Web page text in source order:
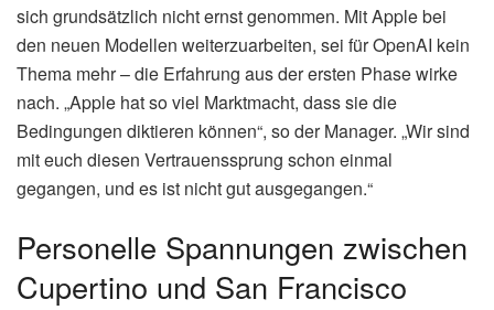
sich grundsätzlich nicht ernst genommen. Mit Apple bei
den neuen Modellen weiterzuarbeiten, sei für OpenAI kein
Thema mehr – die Erfahrung aus der ersten Phase wirke
nach. „Apple hat so viel Marktmacht, dass sie die
Bedingungen diktieren können“, so der Manager. „Wir sind
mit euch diesen Vertrauenssprung schon einmal
gegangen, und es ist nicht gut ausgegangen.“
Personelle Spannungen zwischen
Cupertino und San Francisco